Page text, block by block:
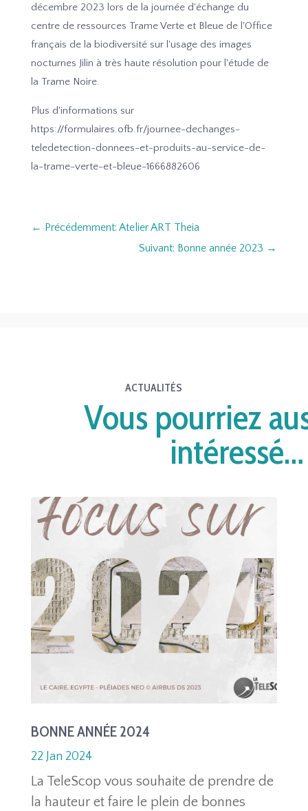
décembre 2023 lors de la journée d'échange du
centre de ressources Trame Verte et Bleue de l'Office
français de la biodiversité sur l'usage des images
nocturnes Jilin à très haute résolution pour l'étude de
la Trame Noire.
Plus d'informations sur
https://formulaires.ofb.fr/journee-dechanges-
teledetection-donnees-et-produits-au-service-de-
la-trame-verte-et-bleue-1666882606
← Précédemment: Atelier ART Theia
Suivant: Bonne année 2023 →
ACTUALITÉS
Vous pourriez
intéressé…
BONNE ANNÉE 2024
22 Jan 2024
La TeleScop vous souhaite de prendre de
la hauteur et faire le plein de bonnes